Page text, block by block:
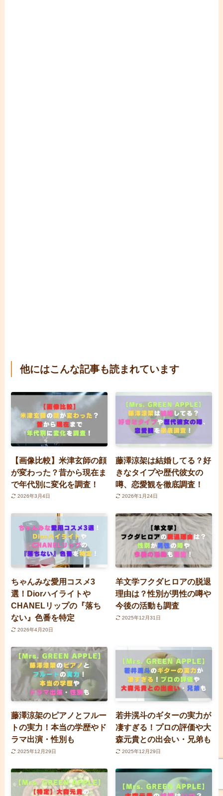
他にはこんな記事も読まれています
【画像比較】米津玄師の顔
が変わった？昔から現在ま
で年代別に変化を調査！
2026年3月4日
藤澤涼架は結婚してる？好
きなタイプや歴代彼女の
噂、恋愛観を徹底調査！
2026年1月24日
ちゃんみな愛用コスメ3
選！Diorハイライトや
CHANELリップの『落ち
ない』色番を特定
2026年4月20日
羊文学フクダヒロアの脱退
理由は？性別が男性の噂や
今後の活動も調査
2025年12月31日
藤澤涼架のピアノとフルー
トの実力！本当の学歴やド
ラマ出演・性別も
2025年12月29日
若井滉斗のギターの実力が
凄すぎる！プロの評価や大
森元貴との出会い・兄弟も
2025年12月29日